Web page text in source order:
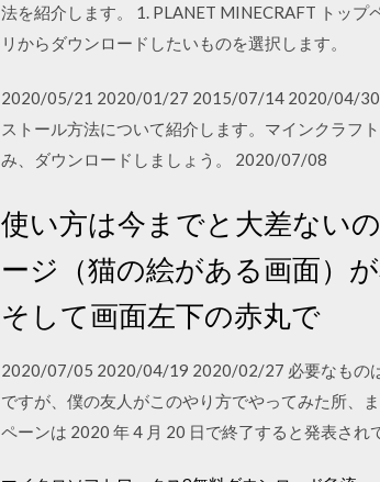
法を紹介します。 1. PLANET MINECRAFT トッ
リからダウンロードしたいものを選択します。
2020/05/21 2020/01/27 2015/07/14 2020/04/30
ストール方法について紹介します。マインクラフ
み、ダウンロードしましょう。 2020/07/08
使い方は今までと大差ない
ージ（猫の絵がある画面）
そして画面左下の赤丸で
2020/07/05 2020/04/19 2020/02/27 必要なもの
ですが、僕の友人がこのやり方でやってみた所、
ペーンは 2020 年 4 月 20 日で終了すると発表さ